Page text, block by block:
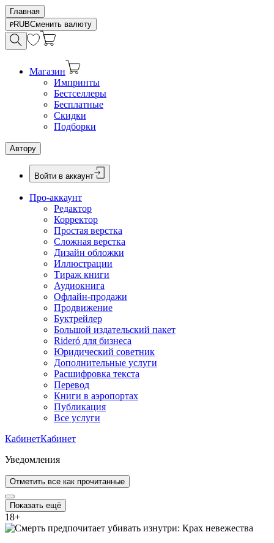
Главная
RUBСменить валюту
Магазин
Импринты
Бестселлеры
Бесплатные
Скидки
Подборки
Автору
Войти в аккаунт
Про-аккаунт
Редактор
Корректор
Простая верстка
Сложная верстка
Дизайн обложки
Иллюстрации
Тираж книги
Аудиокнига
Офлайн-продажи
Продвижение
Буктрейлер
Большой издательский пакет
Rideró для бизнеса
Юридический советник
Дополнительные услуги
Расшифровка текста
Перевод
Книги в аэропортах
Публикация
Все услуги
КабинетКабинет
Уведомления
Отметить все как прочитанные
Показать ещё
18+